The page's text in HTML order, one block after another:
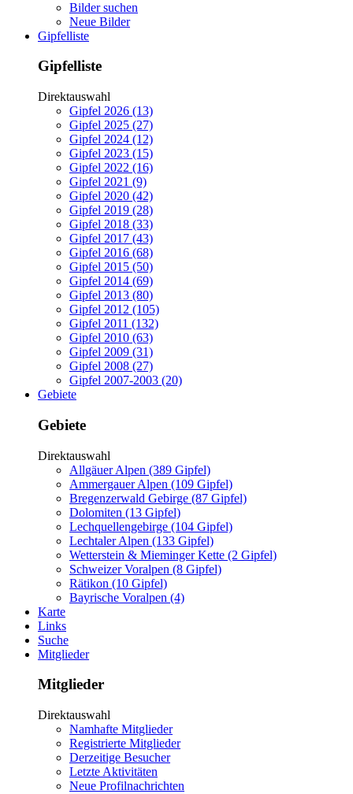
Bilder suchen
Neue Bilder
Gipfelliste
Gipfelliste
Direktauswahl
Gipfel 2026 (13)
Gipfel 2025 (27)
Gipfel 2024 (12)
Gipfel 2023 (15)
Gipfel 2022 (16)
Gipfel 2021 (9)
Gipfel 2020 (42)
Gipfel 2019 (28)
Gipfel 2018 (33)
Gipfel 2017 (43)
Gipfel 2016 (68)
Gipfel 2015 (50)
Gipfel 2014 (69)
Gipfel 2013 (80)
Gipfel 2012 (105)
Gipfel 2011 (132)
Gipfel 2010 (63)
Gipfel 2009 (31)
Gipfel 2008 (27)
Gipfel 2007-2003 (20)
Gebiete
Gebiete
Direktauswahl
Allgäuer Alpen (389 Gipfel)
Ammergauer Alpen (109 Gipfel)
Bregenzerwald Gebirge (87 Gipfel)
Dolomiten (13 Gipfel)
Lechquellengebirge (104 Gipfel)
Lechtaler Alpen (133 Gipfel)
Wetterstein & Mieminger Kette (2 Gipfel)
Schweizer Voralpen (8 Gipfel)
Rätikon (10 Gipfel)
Bayrische Voralpen (4)
Karte
Links
Suche
Mitglieder
Mitglieder
Direktauswahl
Namhafte Mitglieder
Registrierte Mitglieder
Derzeitige Besucher
Letzte Aktivitäten
Neue Profilnachrichten